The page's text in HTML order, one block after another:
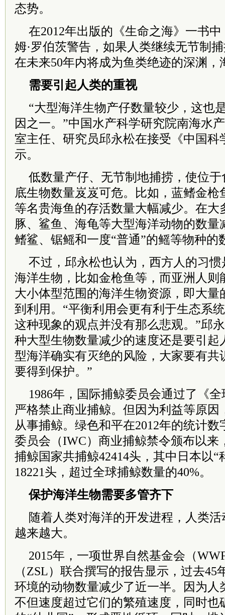
态势。
在2012年出版的《生命之海》一书
姆·罗伯茨警告，如果人类继续无节制
在未来50年内将成为鱼类绝迹的深渊，
需要引起人类的重视
“大型海洋生物产仔数量较少，这也
因之一。”中国水产科学研究院南海水
室主任、研究员邱永松在接受《中国科
示。
低数量产仔、无节制地捕捞，使位
底生物数量岌岌可危。比如，蓝鳍金枪
等名贵海鱼的存活数量大幅减少。在大
豚、鲨鱼、海龟等大型海洋动物的数量
鳍鲨、锯鳐和一度“普通”的鳐等物种的
不过，邱永松也认为，西方人的习
海洋生物，比如金枪鱼等，而亚洲人则
大小体型范围的海洋生物资源，即大量
到利用。“平衡利用会更有利于生态系
这种现象的观点并没有那么悲观。”邱
种大型生物数量减少的速度还是要引起
型海洋确实有灭绝的风险，大家要有共
要得到保护。”
1986年，国际捕鲸委员会通过了《
严格禁止商业捕鲸。但因为利益等原因
从事捕鲸。绿色和平在2012年的统计
委员会（IWC）商业捕鲸禁令颁布以来
捕鲸国家共捕鲸42414头，其中日本以“
18221头，超过全球捕鲸数量的40%。
保护海洋生物需要多管齐下
随着人类对海洋的开发进程，人类
越来越大。
2015年，一项世界自然基金会（
（ZSL）联合撰写的报告显示，过去45
环境的动物数量减少了近一半。因为人
不但速度超过它们的繁殖速度，同时也